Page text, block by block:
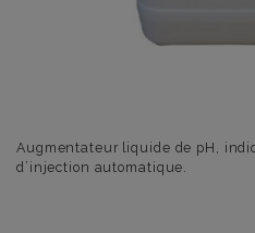
Augmentateur liquide de pH,
d’injection automatique.